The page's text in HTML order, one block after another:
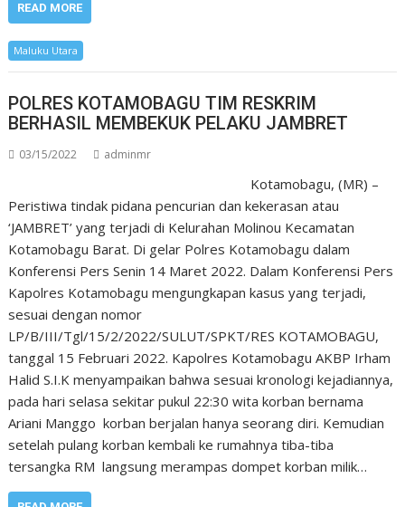
READ MORE
Maluku Utara
POLRES KOTAMOBAGU TIM RESKRIM
BERHASIL MEMBEKUK PELAKU JAMBRET
03/15/2022 adminmr
Kotamobagu, (MR) –
Peristiwa tindak pidana pencurian dan kekerasan atau
‘JAMBRET’ yang terjadi di Kelurahan Molinou Kecamatan
Kotamobagu Barat. Di gelar Polres Kotamobagu dalam
Konferensi Pers Senin 14 Maret 2022. Dalam Konferensi Pers
Kapolres Kotamobagu mengungkapan kasus yang terjadi,
sesuai dengan nomor
LP/B/III/Tgl/15/2/2022/SULUT/SPKT/RES KOTAMOBAGU,
tanggal 15 Februari 2022. Kapolres Kotamobagu AKBP Irham
Halid S.I.K menyampaikan bahwa sesuai kronologi kejadiannya,
pada hari selasa sekitar pukul 22:30 wita korban bernama
Ariani Manggo korban berjalan hanya seorang diri. Kemudian
setelah pulang korban kembali ke rumahnya tiba-tiba
tersangka RM langsung merampas dompet korban milik…